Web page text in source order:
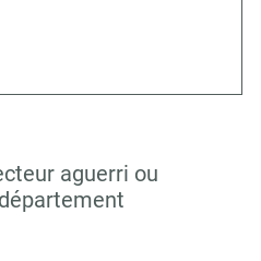
aguerri ou